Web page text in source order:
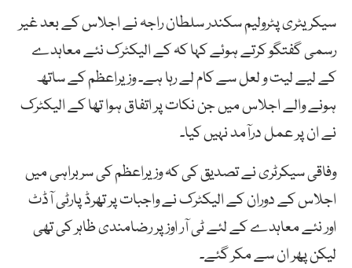
سیکریٹری پٹرولیم سکندر سلطان راجہ نے اجلاس کے بعد غیر
رسمی گفتگو کرتے ہوئے کہا کہ کے الیکٹرک نئے معاہدے
کے لیے لیت و لعل سے کام لے رہا ہے۔ وزیراعظم کے ساتھ
ہونے والے اجلاس میں جن نکات پر اتفاق ہوا تھا کے الیکٹرک
نے ان پر عمل درآمد نہیں کیا۔
وفاقی سیکرٹری نے تصدیق کی کہ وزیراعظم کی سربراہی میں
اجلاس کے دوران کے الیکٹرک نے واجبات پر تھرڈ پارٹی آڈٹ
اور نئے معاہدے کے لئے ٹی آر اوز پر رضامندی ظاہر کی تھی
لیکن پھر ان سے مکر گئے۔